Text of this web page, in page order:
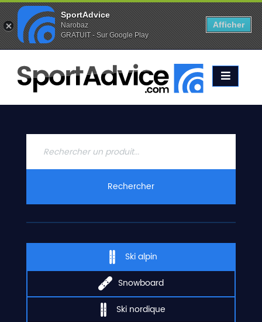
Favoris (0) Alertes (0)
ACCUEIL
SKIS
2020
CONTACT
Rechercher
Ski alpin
Snowboard
Ski nordique
SportAdvice
Narobaz
GRATUIT - Sur Google Play
Afficher